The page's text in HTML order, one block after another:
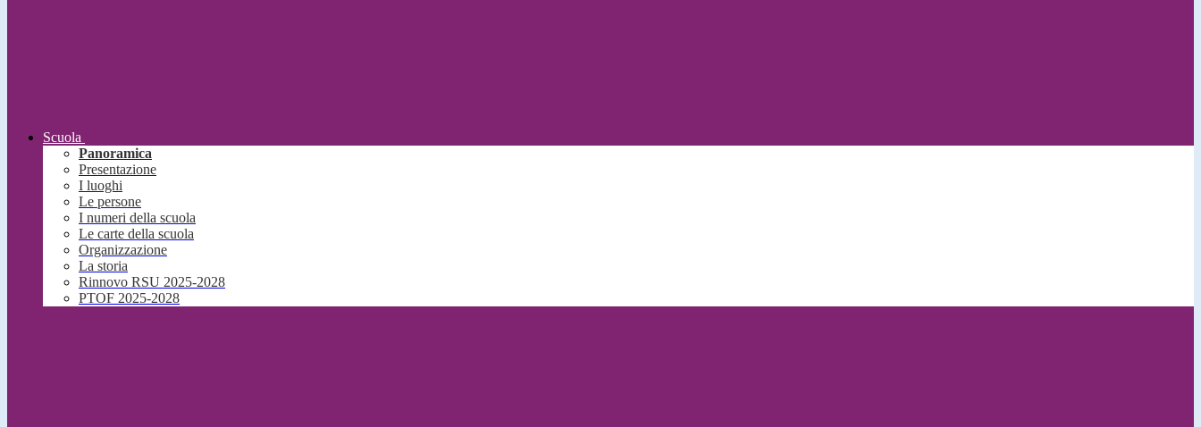
Scuola
Panoramica
Presentazione
I luoghi
Le persone
I numeri della scuola
Le carte della scuola
Organizzazione
La storia
Rinnovo RSU 2025-2028
PTOF 2025-2028